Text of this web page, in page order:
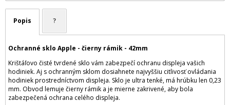
Popis ?
Ochranné sklo Apple - čierny rámik - 42mm
Krištáľovo čisté tvrdené sklo vám zabezpečí ochranu displeja vašich
hodiniek. Aj s ochranným sklom dosiahnete najvyššiu citlivosť ovládania
hodiniek prostredníctvom displeja. Sklo je ultra tenké, má hrúbku len 0,23
mm. Obvod lemuje čierny rámik a je mierne zakrivené, aby bola
zabezpečená ochrana celého displeja.